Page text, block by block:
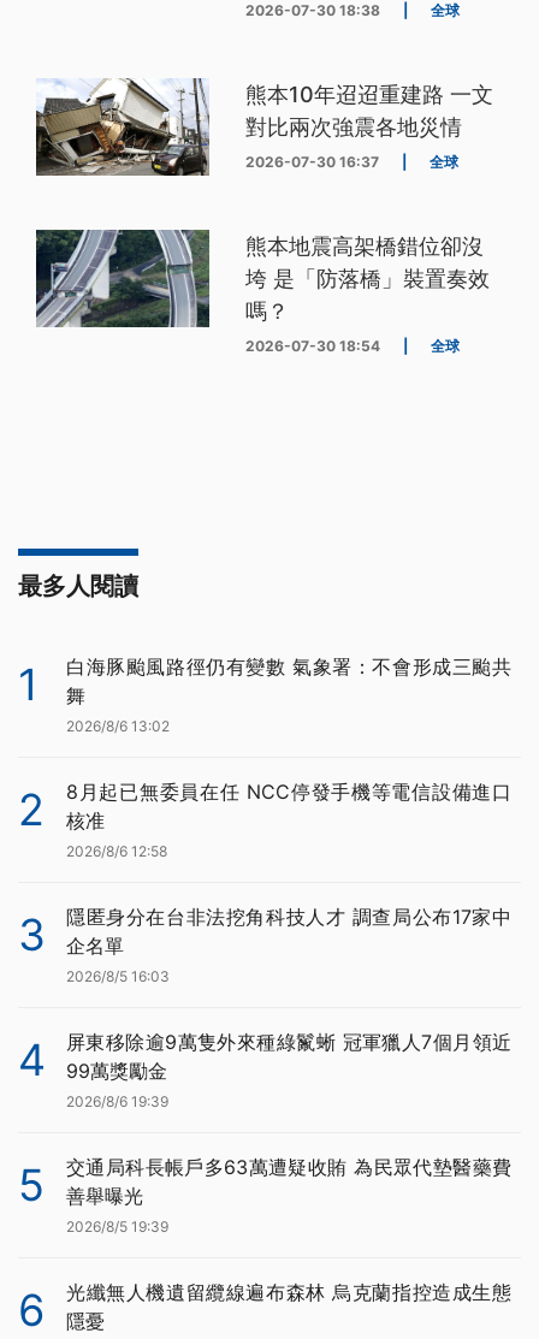
2026-07-30 18:38 全球
熊本10年迢迢重建路 一文
對比兩次強震各地災情
2026-07-30 16:37 全球
熊本地震高架橋錯位卻沒
垮 是「防落橋」裝置奏效
嗎？
2026-07-30 18:54 全球
最多人閱讀
1
白海豚颱風路徑仍有變數 氣象署：不會形成三颱共
舞
2026/8/6 13:02
2
8月起已無委員在任 NCC停發手機等電信設備進口
核准
2026/8/6 12:58
3
隱匿身分在台非法挖角科技人才 調查局公布17家中
企名單
2026/8/5 16:03
4
屏東移除逾9萬隻外來種綠鬣蜥 冠軍獵人7個月領近
99萬獎勵金
2026/8/6 19:39
5
交通局科長帳戶多63萬遭疑收賄 為民眾代墊醫藥費
善舉曝光
2026/8/5 19:39
6
光纖無人機遺留纜線遍布森林 烏克蘭指控造成生態
隱憂